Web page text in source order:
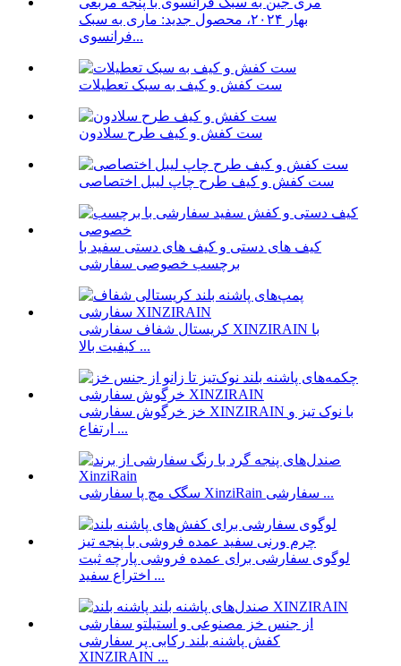
بهار ۲۰۲۴، محصول جدید: ماری به سبک
فرانسوی...
ست کفش و کیف به سبک تعطیلات
ست کفش و کیف طرح سلادون
ست کفش و کیف طرح چاپ لیبل اختصاصی
کیف های دستی و کیف های دستی سفید با
برچسب خصوصی سفارشی
کریستال شفاف سفارشی XINZIRAIN با
کیفیت بالا ...
خز خرگوش سفارشی XINZIRAIN با نوک تیز و
ارتفاع ...
سگک مچ پا سفارشی XinziRain سفارشی ...
لوگوی سفارشی برای عمده فروشی پارچه ثبت
اختراع سفید ...
کفش پاشنه بلند رکابی پر سفارشی
XINZIRAIN ...